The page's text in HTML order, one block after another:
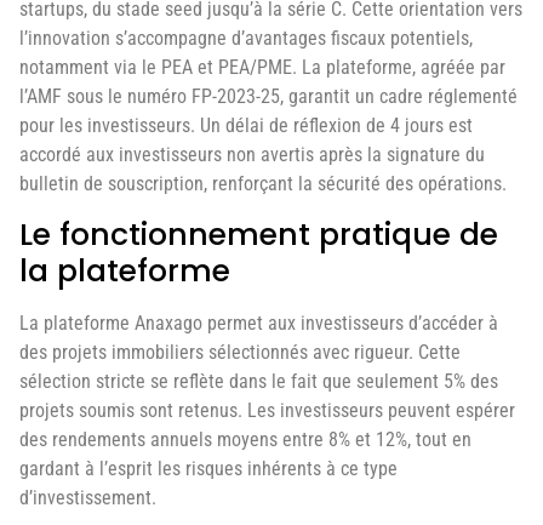
startups, du stade seed jusqu’à la série C. Cette orientation vers
l’innovation s’accompagne d’avantages fiscaux potentiels,
notamment via le PEA et PEA/PME. La plateforme, agréée par
l’AMF sous le numéro FP-2023-25, garantit un cadre réglementé
pour les investisseurs. Un délai de réflexion de 4 jours est
accordé aux investisseurs non avertis après la signature du
bulletin de souscription, renforçant la sécurité des opérations.
Le fonctionnement pratique de
la plateforme
La plateforme Anaxago permet aux investisseurs d’accéder à
des projets immobiliers sélectionnés avec rigueur. Cette
sélection stricte se reflète dans le fait que seulement 5% des
projets soumis sont retenus. Les investisseurs peuvent espérer
des rendements annuels moyens entre 8% et 12%, tout en
gardant à l’esprit les risques inhérents à ce type
d’investissement.